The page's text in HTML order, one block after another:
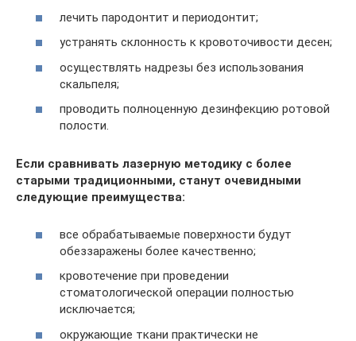
лечить пародонтит и периодонтит;
устранять склонность к кровоточивости десен;
осуществлять надрезы без использования
скальпеля;
проводить полноценную дезинфекцию ротовой
полости.
Если сравнивать лазерную методику с более
старыми традиционными, станут очевидными
следующие преимущества:
все обрабатываемые поверхности будут
обеззаражены более качественно;
кровотечение при проведении
стоматологической операции полностью
исключается;
окружающие ткани практически не